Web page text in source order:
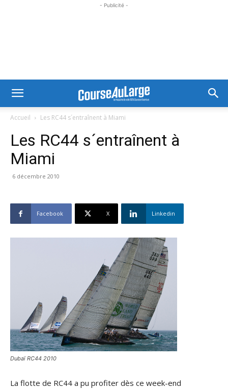
- Publicité -
Accueil Les RC44 s´entraînent à Miami
Les RC44 s´entraînent à
Miami
6 décembre 2010
Facebook X Linkedin
Dubaï RC44 2010
La flotte de RC44 a pu profiter dès ce week-end